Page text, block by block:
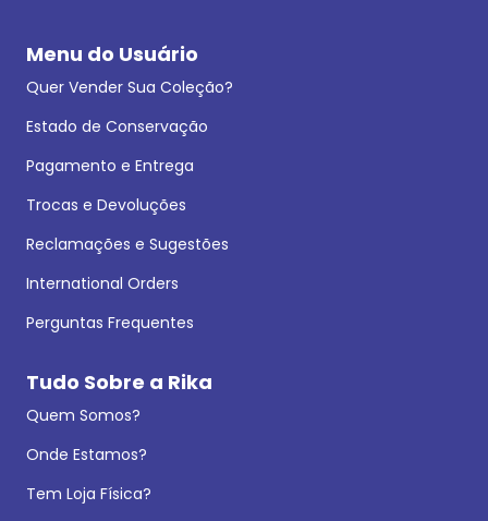
Menu do Usuário
Quer Vender Sua Coleção?
Estado de Conservação
Pagamento e Entrega
Trocas e Devoluções
Reclamações e Sugestões
International Orders
Perguntas Frequentes
Tudo Sobre a Rika
Quem Somos?
Onde Estamos?
Tem Loja Física?